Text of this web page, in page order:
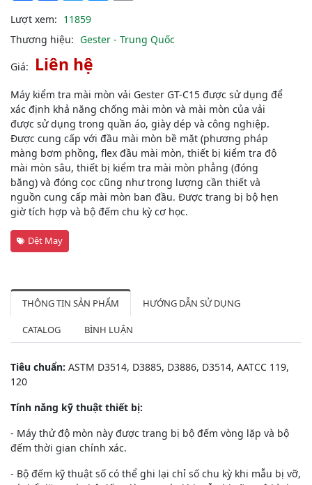
Lượt xem: 11859
Thương hiệu: Gester - Trung Quốc
Giá: Liên hệ
Máy kiểm tra mài mòn vải Gester GT-C15 được sử dụng để
xác định khả năng chống mài mòn và mài mòn của vải
được sử dụng trong quần áo, giày dép và công nghiệp.
Được cung cấp với đầu mài mòn bề mặt (phương pháp
màng bơm phồng, flex đầu mài mòn, thiết bị kiểm tra độ
mài mòn sâu, thiết bị kiểm tra mài mòn phẳng (đóng
băng) và đóng cọc cũng như trọng lượng cần thiết và
nguồn cung cấp mài mòn ban đầu. Được trang bị bộ hẹn
giờ tích hợp và bộ đếm chu kỳ cơ học.
Dệt May
THÔNG TIN SẢN PHẨM HƯỚNG DẪN SỬ DỤNG
CATALOG BÌNH LUẬN
Tiêu chuẩn: ASTM D3514, D3885, D3886, D3514, AATCC 119,
120
Tính năng kỹ thuật thiết bị:
- Máy thử độ mòn này được trang bị bộ đếm vòng lặp và bộ
đếm thời gian chính xác.
- Bộ đếm kỹ thuật số có thể ghi lại chỉ số chu kỳ khi mẫu bị vỡ,